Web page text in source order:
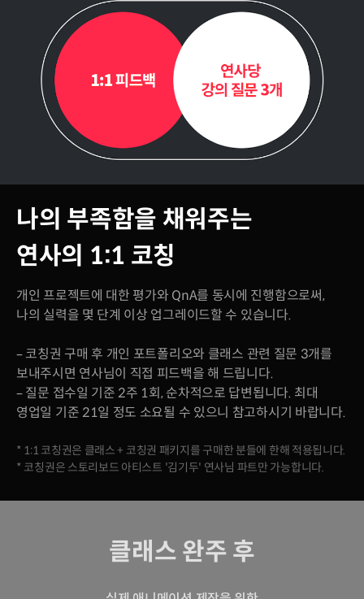
나의 부족함을 채워주는
연사의 1:1 코칭
개인 프로젝트에 대한 평가와 QnA를 동시에 진행함으로써,
나의 실력을 몇 단계 이상 업그레이드할 수 있습니다.
– 코칭권 구매 후 개인 포트폴리오와 클래스 관련 질문 3개를
보내주시면 연사님이 직접 피드백을 해 드립니다.
– 질문 접수일 기준 2주 1회, 순차적으로 답변됩니다. 최대
영업일 기준 21일 정도 소요될 수 있으니 참고하시기 바랍니다.
* 1:1 코칭권은 클래스 + 코칭권 패키지를 구매한 분들에 한해 적용됩니다.
* 코칭권은 스토리보드 아티스트 '김기두' 연사님 파트만 가능합니다.
클래스 완주 후